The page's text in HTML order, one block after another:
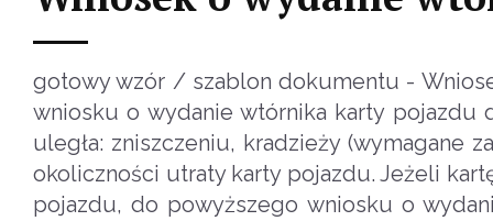
gotowy wzór / szablon dokumentu -
wniosku o wydanie wtórnika karty
uległa: zniszczeniu, kradzieży (wymagane
okoliczności utraty karty pojazdu. Jeżeli
pojazdu, do powyższego wniosku o